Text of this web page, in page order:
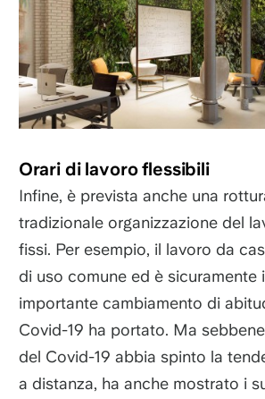
Orari di lavoro flessibili
Infine, è prevista anche una
tradizionale organizzazione del
fissi. Per esempio, il lavoro da
di uso comune ed è sicuramente
importante cambiamento di
Covid-19 ha portato. Ma
del Covid-19 abbia spinto la
a distanza, ha anche mostrato i